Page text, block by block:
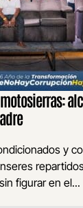
y
figurar en el...